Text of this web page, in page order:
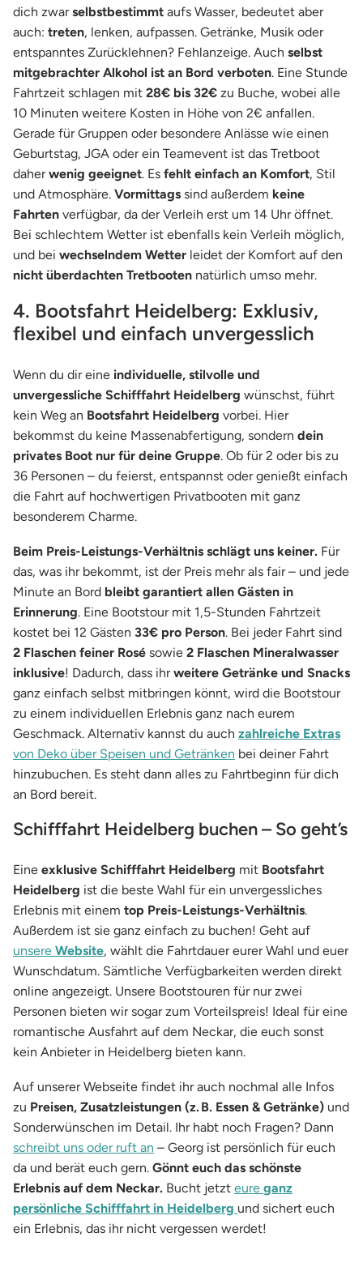
dich zwarselbstbestimmt aufs Wasser, bedeutet aber
auch: treten, lenken, aufpassen. Getränke, Musik oder
entspanntes Zurücklehnen? Fehlanzeige. Auch selbst
mitgebrachter Alkohol ist an Bord verboten. Eine Stunde
Fahrtzeit schlagen mit 28€ bis 32€ zu Buche, wobei alle
10 Minuten weitere Kosten in Höhe von 2€ anfallen.
Gerade für Gruppen oder besondere Anlässe wie einen
Geburtstag, JGA oder ein Teamevent ist das Tretboot
daherwenig geeignet. Es fehlt einfach an Komfort, Stil
und Atmosphäre. Vormittags sind außerdem keine
Fahrten verfügbar, da der Verleih erst um 14 Uhr öffnet.
Bei schlechtem Wetter ist ebenfalls kein Verleih möglich,
und bei wechselndem Wetter leidet der Komfort auf den
nicht überdachten Tretbooten natürlich umso mehr.
4. Bootsfahrt Heidelberg: Exklusiv,
flexibel und einfach unvergesslich
Wenn du dir eine individuelle, stilvolle und
unvergessliche Schifffahrt Heidelberg wünschst, führt
kein Weg an Bootsfahrt Heidelberg vorbei. Hier
bekommst du keine Massenabfertigung, sondern dein
privates Boot nur für deine Gruppe. Ob für 2 oder bis zu
36 Personen – du feierst, entspannst oder genießt einfach
die Fahrt auf hochwertigen Privatbooten mit ganz
besonderem Charme.
Beim Preis-Leistungs-Verhältnis schlägt uns keiner. Für
das, was ihr bekommt, ist der Preis mehr als fair – und jede
Minute an Bord bleibt garantiert allen Gästen in
Erinnerung. Eine Bootstour mit 1,5-Stunden Fahrtzeit
kostet bei 12 Gästen 33€ pro Person. Bei jeder Fahrt sind
2 Flaschen feiner Rosé sowie 2 Flaschen Mineralwasser
inklusive! Dadurch, dass ihrweitere Getränke und Snacks
ganz einfach selbst mitbringen könnt, wird die Bootstour
zu einem individuellen Erlebnis ganz nach eurem
Geschmack. Alternativ kannst du auch zahlreiche Extras
von Deko über Speisen und Getränken bei deiner Fahrt
hinzubuchen. Es steht dann alles zu Fahrtbeginn für dich
an Bord bereit.
Schifffahrt Heidelberg buchen – So geht’s
Eine exklusive Schifffahrt Heidelberg mit Bootsfahrt
Heidelberg ist die beste Wahl für ein unvergessliches
Erlebnis mit einem top Preis-Leistungs-Verhältnis.
Außerdem ist sie ganz einfach zu buchen! Geht auf
unsere Website, wählt die Fahrtdauer eurer Wahl und euer
Wunschdatum. Sämtliche Verfügbarkeiten werden direkt
online angezeigt. Unsere Bootstouren für nur zwei
Personen bieten wir sogar zum Vorteilspreis! Ideal für eine
romantische Ausfahrt auf dem Neckar, die euch sonst
kein Anbieter in Heidelberg bieten kann.
Auf unserer Webseite findet ihr auch nochmal alle Infos
zu Preisen, Zusatzleistungen (z. B. Essen & Getränke) und
Sonderwünschen im Detail. Ihr habt noch Fragen? Dann
schreibt uns oder ruft an – Georg ist persönlich für euch
da und berät euch gern. Gönnt euch das schönste
Erlebnis auf dem Neckar. Bucht jetzt eure ganz
persönliche Schifffahrt in Heidelberg und sichert euch
ein Erlebnis, das ihr nicht vergessen werdet!